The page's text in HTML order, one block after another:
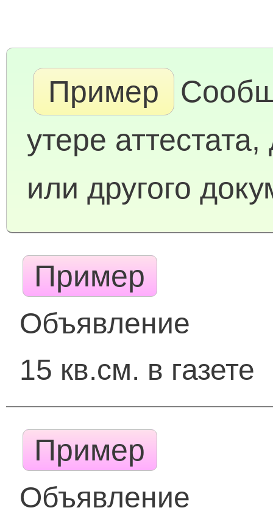
Пример
утере
или другого
Пример
Объявление
15 кв.см. в газете
Пример
Объявление